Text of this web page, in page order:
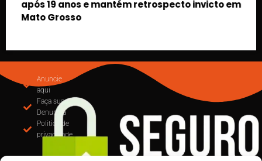
em
MUDANÇA NA EMISSÃO DE NOTAS: CUIABÁ
OBRIGA USO DO EMISSOR NACIONAL DE
PARTIR DE SETEMBRO